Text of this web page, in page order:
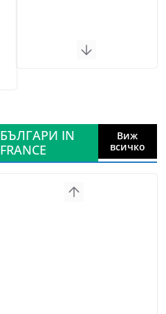
БЪЛГАРИ IN
FRANCE
Виж
всичко